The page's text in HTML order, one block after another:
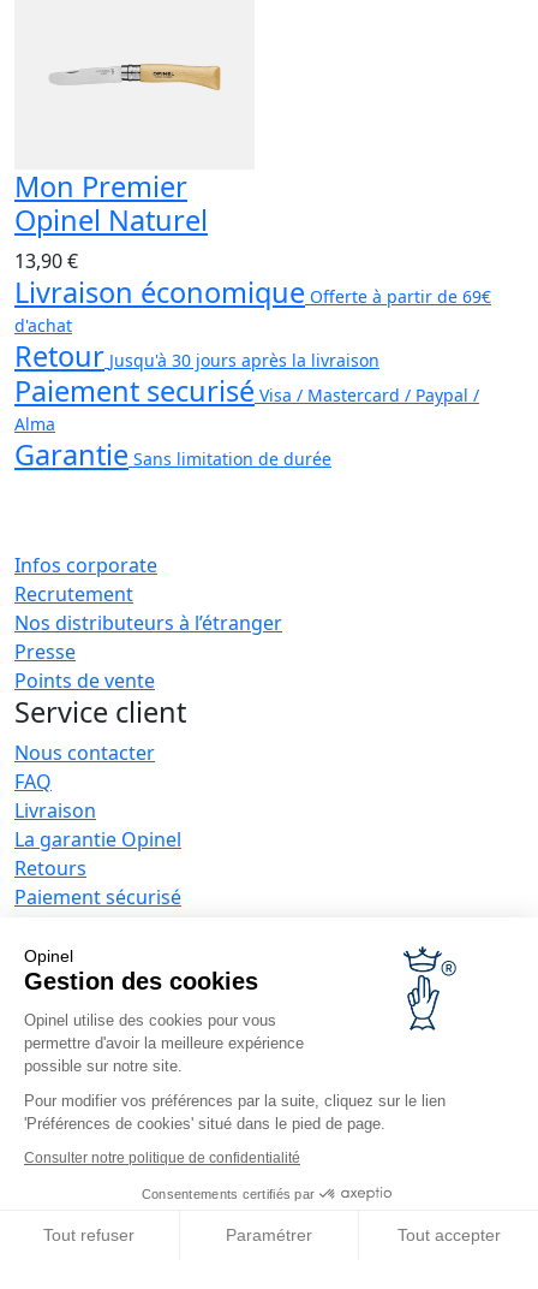
Opinel
Gestion des cookies
Opinel utilise des cookies pour vous
permettre d'avoir la meilleure expérience
possible sur notre site.
Pour modifier vos préférences par la suite, cliquez sur le lien
'Préférences de cookies' situé dans le pied de page.
Consulter notre politique de confidentialité
Consentements certifiés par
Tout refuser Paramétrer Tout accepter
Mon Premier
Opinel Naturel
13,90 €
Livraison économique Offerte à partir de 69€
d'achat
Retour Jusqu'à 30 jours après la livraison
Paiement securisé Visa / Mastercard / Paypal /
Alma
Garantie Sans limitation de durée
Infos corporate
Recrutement
Nos distributeurs à l’étranger
Presse
Points de vente
Service client
Nous contacter
FAQ
Livraison
La garantie Opinel
Retours
Paiement sécurisé
Conditions générales de vente
Offres entreprises
Couteaux publicitaires
Restaurateurs
Opinel News
Recevoir les actualités
Retrouvez-nous